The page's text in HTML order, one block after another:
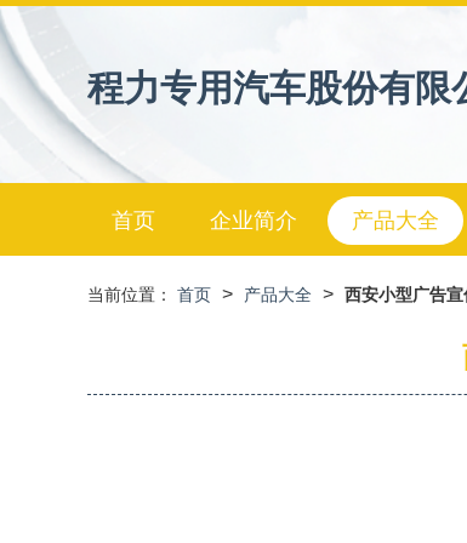
程力专用汽车股份有限
首页 企业简介 产品大全
当前位置： 首页 > 产品大全 > 西安小型广告